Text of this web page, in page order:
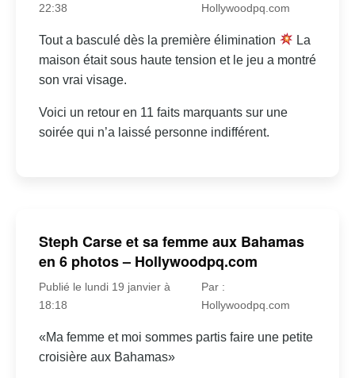
22:38
Hollywoodpq.com
Tout a basculé dès la première élimination
La
maison était sous haute tension et le jeu a montré
son vrai visage.
Voici un retour en 11 faits marquants sur une
soirée qui n’a laissé personne indifférent.
Steph Carse et sa femme aux Bahamas
en 6 photos – Hollywoodpq.com
Publié le lundi 19 janvier à
18:18
Par :
Hollywoodpq.com
«Ma femme et moi sommes partis faire une petite
croisière aux Bahamas»